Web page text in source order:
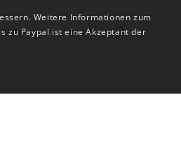
Akademie Kontakt
Weitere Informationen zum
zu Paypal ist eine Akzeptant der